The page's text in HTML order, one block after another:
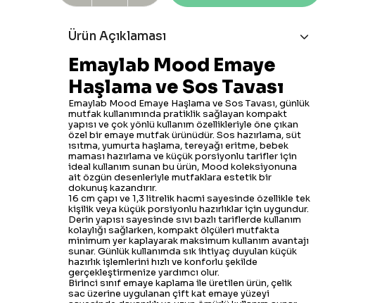
Ürün Açıklaması
Emaylab Mood Emaye
Haşlama ve Sos Tavası
Emaylab Mood Emaye Haşlama ve Sos Tavası, günlük
mutfak kullanımında pratiklik sağlayan kompakt
yapısı ve çok yönlü kullanım özellikleriyle öne çıkan
özel bir emaye mutfak ürünüdür. Sos hazırlama, süt
ısıtma, yumurta haşlama, tereyağı eritme, bebek
maması hazırlama ve küçük porsiyonlu tarifler için
ideal kullanım sunan bu ürün, Mood koleksiyonuna
ait özgün desenleriyle mutfaklara estetik bir
dokunuş kazandırır.
16 cm çapı ve 1,3 litrelik hacmi sayesinde özellikle tek
kişilik veya küçük porsiyonlu hazırlıklar için uygundur.
Derin yapısı sayesinde sıvı bazlı tariflerde kullanım
kolaylığı sağlarken, kompakt ölçüleri mutfakta
minimum yer kaplayarak maksimum kullanım avantajı
sunar. Günlük kullanımda sık ihtiyaç duyulan küçük
hazırlık işlemlerini hızlı ve konforlu şekilde
gerçekleştirmenize yardımcı olur.
Birinci sınıf emaye kaplama ile üretilen ürün, çelik
sac üzerine uygulanan çift kat emaye yüzeyi